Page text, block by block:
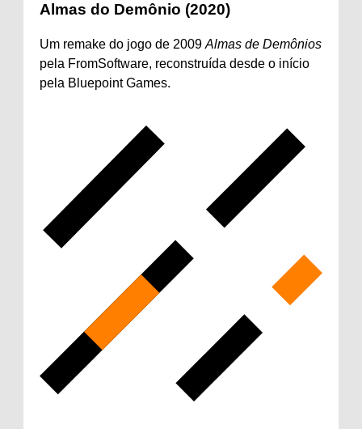
Almas do Demônio (2020)
Um remake do jogo de 2009 Almas de Demônios
pela FromSoftware, reconstruída desde o início
pela Bluepoint Games.